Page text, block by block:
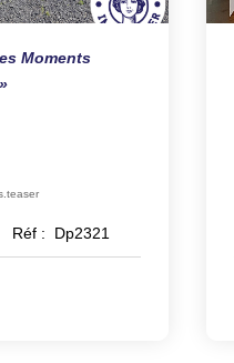
Moments
Réf : Dp2321